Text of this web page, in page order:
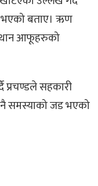
बताए। ऋण
आफूहरुको
प्रचण्डले सहकारी
नै समस्याको जड भएको